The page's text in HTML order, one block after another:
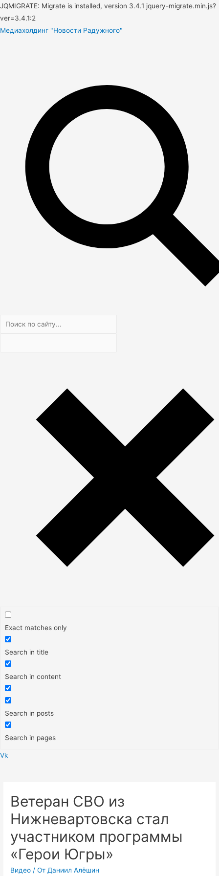
JQMIGRATE: Migrate is installed, version 3.4.1 jquery-migrate.min.js?
ver=3.4.1:2
Медиахолдинг "Новости Радужного"
Exact matches only
Search in title
Search in content
Search in posts
Search in pages
Vk
Ветеран СВО из
Нижневартовска стал
участником программы
«Герои Югры»
Видео / От Даниил Алёшин